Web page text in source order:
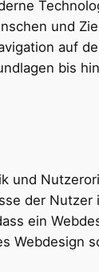
und
auf
bis
und
der
ein
Webdesign